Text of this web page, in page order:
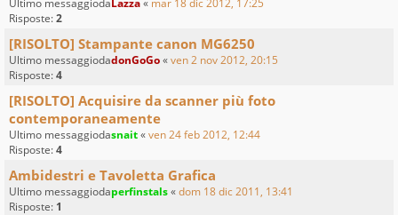
Ultimo messaggiodaLazza« mar 18 dic 2012, 17:25
Risposte:2
[RISOLTO] Stampante canon MG6250
Ultimo messaggiodadonGoGo«ven 2 nov 2012, 20:15
Risposte:4
[RISOLTO] Acquisire da scanner più foto
contemporaneamente
Ultimo messaggiodasnait«ven 24 feb 2012, 12:44
Risposte:4
Ambidestri e Tavoletta Grafica
Ultimo messaggiodaperfinstals«dom 18 dic 2011, 13:41
Risposte: 1